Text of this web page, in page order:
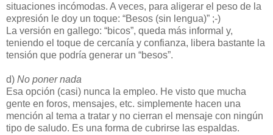
situaciones incómodas. A veces, para aligerar el peso de la
expresión le doy un toque: “Besos (sin lengua)” ;-)
La versión en gallego: “bicos”, queda más informal y,
teniendo el toque de cercanía y confianza, libera bastante la
tensión que podría generar un “besos”.
d) No poner nada
Esa opción (casi) nunca la empleo. He visto que mucha
gente en foros, mensajes, etc. simplemente hacen una
mención al tema a tratar y no cierran el mensaje con ningún
tipo de saludo. Es una forma de cubrirse las espaldas.